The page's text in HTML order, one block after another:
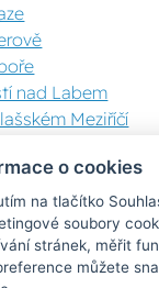
nad Labem
Meziříčí
o cookies
na tlačítko
soubory
stránek, měřit
můžete